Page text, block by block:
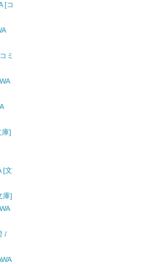
[コ
ミ
庫]
[文
庫]
/